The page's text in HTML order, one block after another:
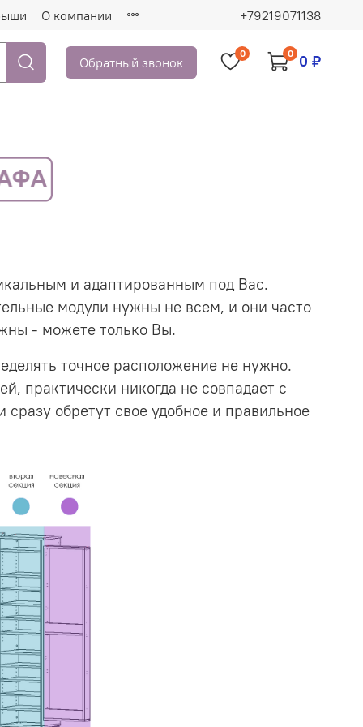
О компании +79219071138
Обратный звонок
0 0 0 ₽
и адаптированным под Вас.
модули нужны не всем, и они часто
- можете только Вы.
точное расположение не нужно.
практически никогда не совпадает с
обретут свое удобное и правильное